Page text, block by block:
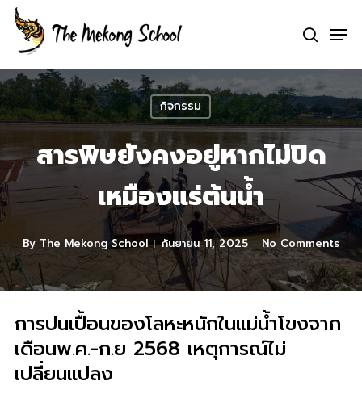
Skip
main
content
search
กิจกรรม
สารพิษยังคงอยู่หากไม่ปิด
เหมืองแร่ต้นน้ำ
By The Mekong School กันยายน 11, 2025 No Comments
การปนเปื้อนของโลหะหนักในแม่น้ำโขงจาก
เดือนพ.ค.-ก.ย 2568 เหตุการณ์ไม่
เปลี่ยนแปลง